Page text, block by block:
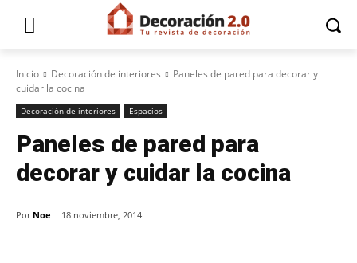
Inicio Decoración de interiores
Paneles de pared para decorar y
cuidar la cocina
Decoración de interiores Espacios
Paneles de pared para
decorar y cuidar la cocina
Por Noe 18 noviembre, 2014